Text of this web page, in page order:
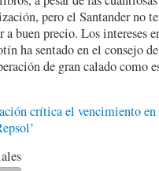
pero el Santander no
a buen precio. Los intereses
ha sentado en el consejo
de gran calado como
crítica el vencimiento en